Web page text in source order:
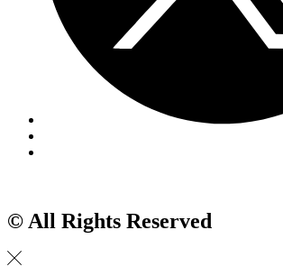
© All Rights Reserved